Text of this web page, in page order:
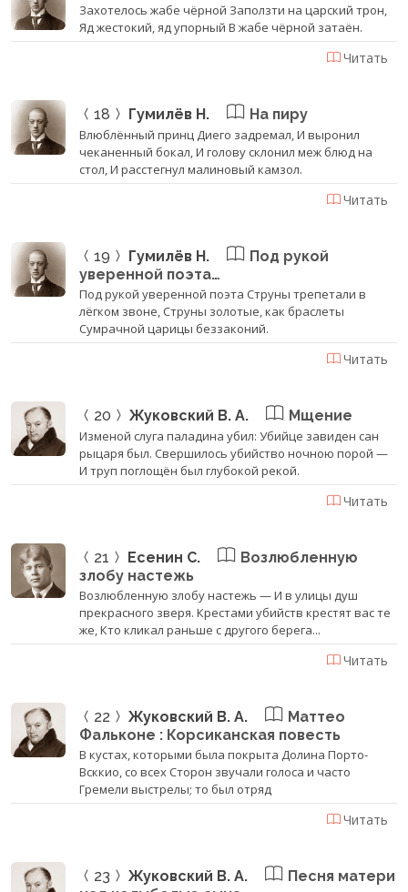
Захотелось жабе чёрной Заползти на царский трон,
Яд жестокий, яд упорный В жабе чёрной затаён.
Читать
18 Гумилёв Н. На пиру
Влюблённый принц Диего задремал, И выронил
чеканенный бокал, И голову склонил меж блюд на
стол, И расстегнул малиновый камзол.
Читать
19 Гумилёв Н.
Под рукой
уверенной поэта…
Под рукой уверенной поэта Струны трепетали в
лёгком звоне, Струны золотые, как браслеты
Сумрачной царицы беззаконий.
Читать
20 Жуковский В. А. Мщение
Изменой слуга паладина убил: Убийце завиден сан
рыцаря был. Свершилось убийство ночною порой —
И труп поглощён был глубокой рекой.
Читать
21 Есенин С.
Возлюбленную
злобу настежь
Возлюбленную злобу настежь — И в улицы душ
прекрасного зверя. Крестами убийств крестят вас те
же, Кто кликал раньше с другого берега...
Читать
22 Жуковский В. А.
Маттео
Фальконе : Корсиканская повесть
В кустах, которыми была покрыта Долина Порто-
Всккио, со всех Сторон звучали голоса и часто
Гремели выстрелы; то был отряд
Читать
23 Жуковский В. А.
Песня матери